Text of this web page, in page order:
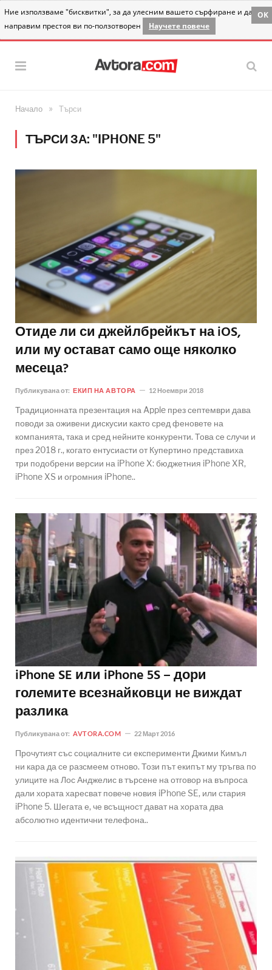
Ние използваме "бисквитки", за да улесним вашето сърфиране и да
направим престоя ви по-ползотворен
Научете повече
OK
Начало » Търси
ТЪРСИ ЗА: "IPHONE 5"
Отиде ли си джейлбрейкът на iOS,
или му остават само още няколко
месеца?
Публикувана от: ЕКИП НА АВТОРА 12 Ноември 2018
Традиционната презентация на Apple през септември дава
поводи за оживени дискусии както сред феновете на
компанията, така и сред нейните конкуренти. Това се случи и
през 2018 г., когато ентусиасти от Купертино представиха
три подобрени версии на iPhone X: бюджетния iPhone XR,
iPhone XS и огромния iPhone..
iPhone SE или iPhone 5S – дори
големите всезнайковци не виждат
разлика
Публикувана от: AVTORA.COM 22 Март 2016
Прочутият със социалните си експерименти Джими Кимъл
ни кара да се разсмеем отново. Този път екипът му тръгва по
улиците на Лос Анджелис в търсене на отговор на въпроса
дали хората харесват повече новия iPhone SE, или стария
iPhone 5. Шегата е, че всъщност дават на хората два
абсолютно идентични телефона..